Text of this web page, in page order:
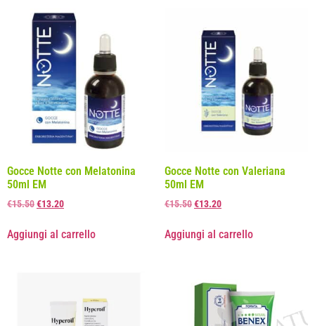
Gocce Notte con Melatonina
50ml EM
€15.50€13.20
Aggiungi al carrello
Gocce Notte con Valeriana
50ml EM
€15.50€13.20
Aggiungi al carrello